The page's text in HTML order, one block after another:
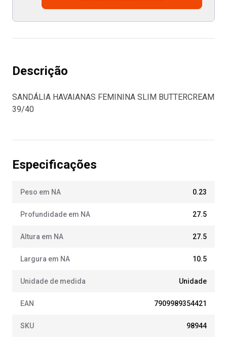
Descrição
SANDÁLIA HAVAIANAS FEMININA SLIM BUTTERCREAM
39/40
Especificações
Peso em NA 0.23
Profundidade em NA 27.5
Altura em NA 27.5
Largura em NA 10.5
Unidade de medida Unidade
EAN 7909989354421
SKU 98944